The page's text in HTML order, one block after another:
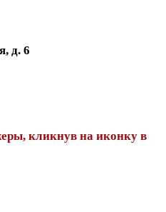
д. 6
кликнув на иконку в